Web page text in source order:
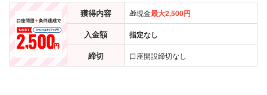
獲得内容 🎁現金最大2,500円
入金額 指定なし
締切 口座開設締切なし